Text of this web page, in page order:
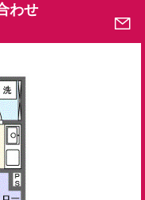
わせ